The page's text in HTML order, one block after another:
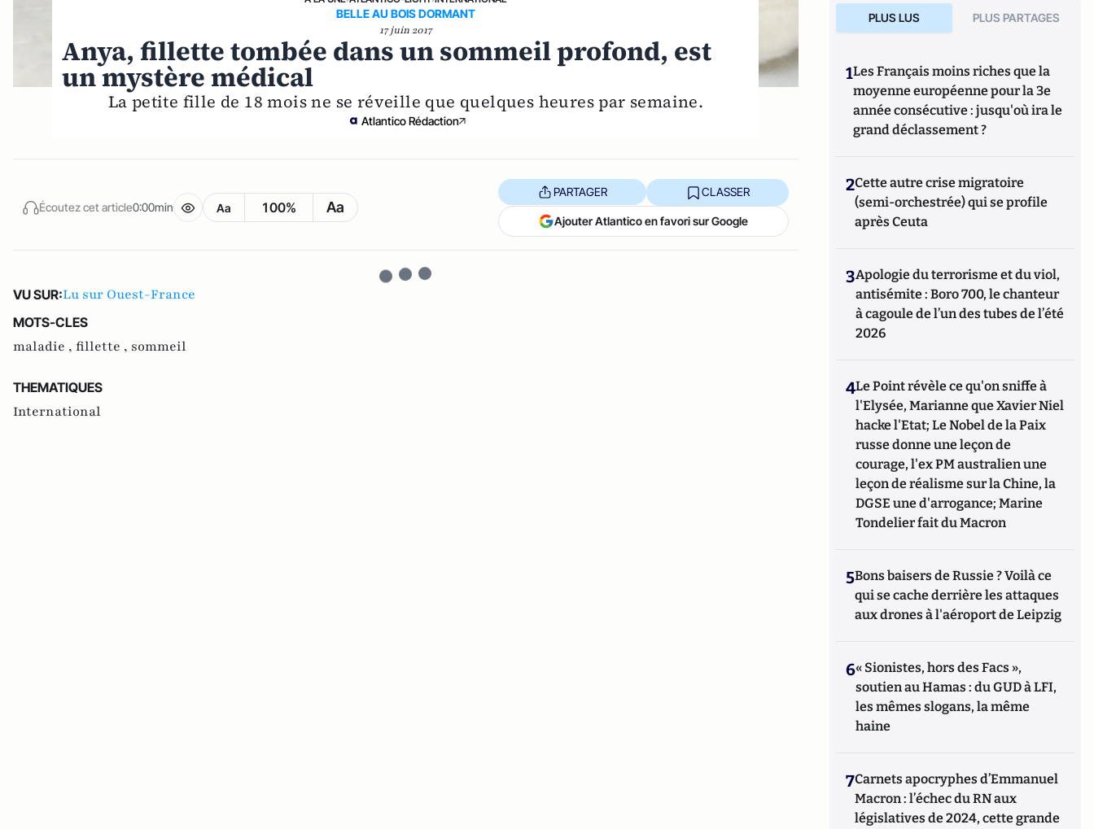
BELLE AU BOIS DORMANT
17 juin 2017
Anya, fillette tombée dans un sommeil profond, est
un mystère médical
La petite fille de 18 mois ne se réveille que quelques heures par semaine.
Atlantico Rédaction
Écoutez cet article0:00min Aa 100% Aa
PARTAGER CLASSER
Ajouter Atlantico en favori sur Google
VU SUR:Lu sur Ouest-France
MOTS-CLES
maladie , fillette , sommeil
THEMATIQUES
International
PLUS LUS PLUS PARTAGES
1Les Français moins riches que la
moyenne européenne pour la 3e
année consécutive : jusqu'où ira le
grand déclassement ?
2Cette autre crise migratoire
(semi-orchestrée) qui se profile
après Ceuta
3Apologie du terrorisme et du viol,
antisémite : Boro 700, le chanteur
à cagoule de l’un des tubes de l’été
2026
4Le Point révèle ce qu'on sniffe à
l'Elysée, Marianne que Xavier Niel
hacke l'Etat; Le Nobel de la Paix
russe donne une leçon de
courage, l'ex PM australien une
leçon de réalisme sur la Chine, la
DGSE une d'arrogance; Marine
Tondelier fait du Macron
5Bons baisers de Russie ? Voilà ce
qui se cache derrière les attaques
aux drones à l'aéroport de Leipzig
6« Sionistes, hors des Facs »,
soutien au Hamas : du GUD à LFI,
les mêmes slogans, la même
haine
7Carnets apocryphes d’Emmanuel
Macron : l’échec du RN aux
législatives de 2024, cette grande